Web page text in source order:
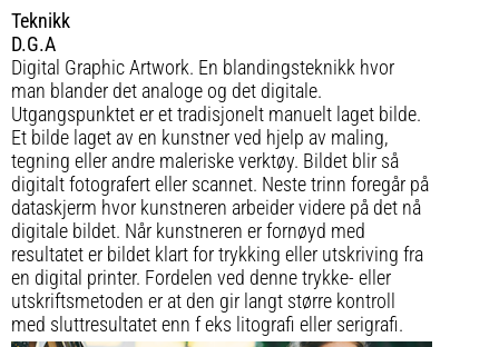
Teknikk
D.G.A
Digital Graphic Artwork. En blandingsteknikk hvor
man blander det analoge og det digitale.
Utgangspunktet er et tradisjonelt manuelt laget bilde.
Et bilde laget av en kunstner ved hjelp av maling,
tegning eller andre maleriske verktøy. Bildet blir så
digitalt fotografert eller scannet. Neste trinn foregår på
dataskjerm hvor kunstneren arbeider videre på det nå
digitale bildet. Når kunstneren er fornøyd med
resultatet er bildet klart for trykking eller utskriving fra
en digital printer. Fordelen ved denne trykke- eller
utskriftsmetoden er at den gir langt større kontroll
med sluttresultatet enn f eks litografi eller serigrafi.